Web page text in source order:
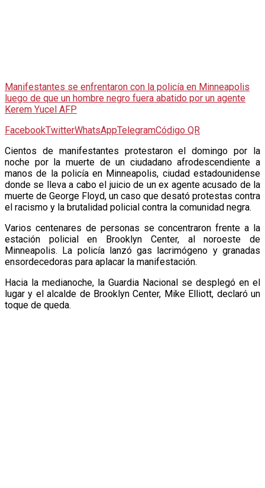
Manifestantes se enfrentaron con la policía en Minneapolis
luego de que un hombre negro fuera abatido por un agente
Kerem Yucel AFP
FacebookTwitterWhatsAppTelegramCódigo QR
Cientos de manifestantes protestaron el domingo por la
noche por la muerte de un ciudadano afrodescendiente a
manos de la policía en Minneapolis, ciudad estadounidense
donde se lleva a cabo el juicio de un ex agente acusado de la
muerte de George Floyd, un caso que desató protestas contra
el racismo y la brutalidad policial contra la comunidad negra.
Varios centenares de personas se concentraron frente a la
estación policial en Brooklyn Center, al noroeste de
Minneapolis. La policía lanzó gas lacrimógeno y granadas
ensordecedoras para aplacar la manifestación.
Hacia la medianoche, la Guardia Nacional se desplegó en el
lugar y el alcalde de Brooklyn Center, Mike Elliott, declaró un
toque de queda.